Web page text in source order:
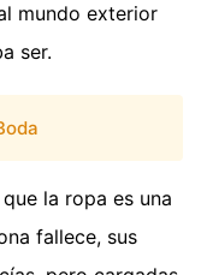
mundo exterior
ser.
la ropa es una
fallece, sus